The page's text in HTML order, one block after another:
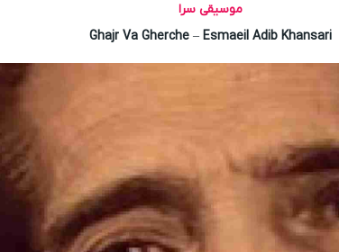
موسیقی سرا
Ghajr Va Gherche –Esmaeil Adib Khansari